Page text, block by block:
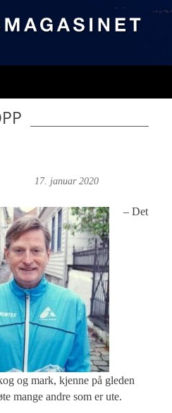
17. januar 2020
– Det
og mark, kjenne på gleden
mange andre som er ute.